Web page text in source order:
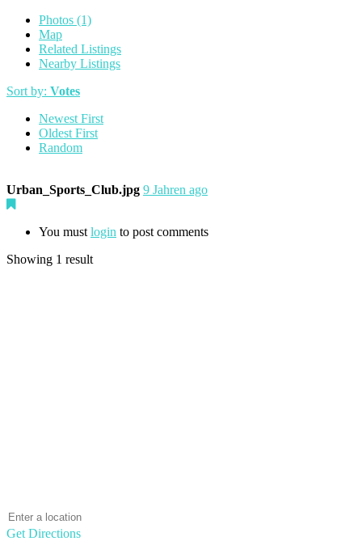
Photos (1)
Map
Related Listings
Nearby Listings
Sort by: Votes
Newest First
Oldest First
Random
Urban_Sports_Club.jpg 9 Jahren ago
You must login to post comments
Showing 1 result
Get Directions